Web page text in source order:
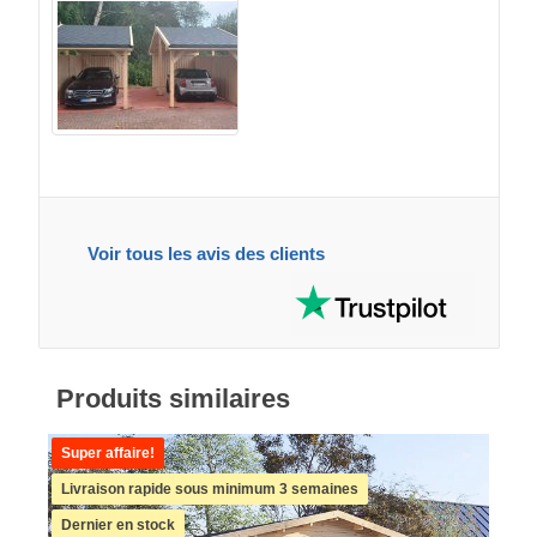
Voir tous les avis des clients
Produits similaires
Super affaire!
Livraison rapide sous minimum 3 semaines
Dernier en stock